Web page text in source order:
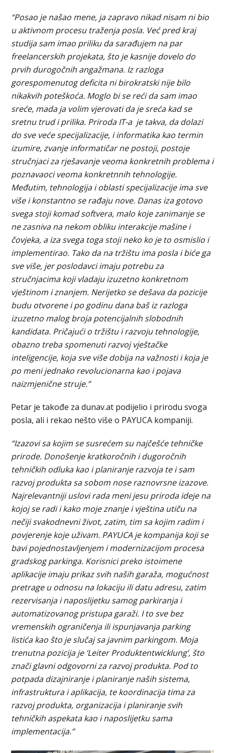
“Posao je našao mene, ja zapravo nikad nisam ni bio
u aktivnom procesu traženja posla. Već pred kraj
studija sam imao priliku da sarađujem na par
freelancerskih projekata, što je kasnije dovelo do
prvih durogočnih angažmana. Iz razloga
gorespomenutog deficita ni birokratski nije bilo
nikakvih poteškoća. Moglo bi se reći da sam imao
sreće, mada ja volim vjerovati da je sreća kad se
sretnu trud i prilika. Priroda IT-a je takva, da dolazi
do sve veće specijalizacije, i informatika kao termin
izumire, zvanje informatičar ne postoji, postoje
stručnjaci za rješavanje veoma konkretnih problema i
poznavaoci veoma konkretnnih tehnologije.
Međutim, tehnologija i oblasti specijalizacije ima sve
više i konstantno se rađaju nove. Danas iza gotovo
svega stoji komad softvera, malo koje zanimanje se
ne zasniva na nekom obliku interakcije mašine i
čovjeka, a iza svega toga stoji neko ko je to osmislio i
implementirao. Tako da na tržištu ima posla i biće ga
sve više, jer poslodavci imaju potrebu za
stručnjacima koji vladaju izuzetno konkretnom
vještinom i znanjem. Nerijetko se dešava da pozicije
budu otvorene i po godinu dana baš iz razloga
izuzetno malog broja potencijalnih slobodnih
kandidata. Pričajući o tržištu i razvoju tehnologije,
obazno treba spomenuti razvoj vještačke
inteligencije, koja sve više dobija na važnosti i koja je
po meni jednako revolucionarna kao i pojava
naizmjenične struje.”
Petar je takođe za dunav.at podijelio i prirodu svoga
posla, ali i rekao nešto više o PAYUCA kompaniji.
“Izazovi sa kojim se susrećem su najčešće tehničke
prirode. Donošenje kratkoročnih i dugoročnih
tehničkih odluka kao i planiranje razvoja te i sam
razvoj produkta sa sobom nose raznovrsne izazove.
Najrelevantniji uslovi rada meni jesu priroda ideje na
kojoj se radi i kako moje znanje i vještina utiču na
nečiji svakodnevni život, zatim, tim sa kojim radim i
povjerenje koje uživam. PAYUCA je kompanija koji se
bavi pojednostavljenjem i modernizacijom procesa
gradskog parkinga. Korisnici preko istoimene
aplikacije imaju prikaz svih naših garaža, mogućnost
pretrage u odnosu na lokaciju ili datu adresu, zatim
rezervisanja i naposlijetku samog parkiranja i
automatizovanog pristupa garaži. I to sve bez
vremenskih ograničenja ili ispunjavanja parking
listića kao što je slučaj sa javnim parkingom. Moja
trenutna pozicija je ‘Leiter Produktentwicklung’, što
znači glavni odgovorni za razvoj produkta. Pod to
potpada dizajniranje i planiranje naših sistema,
infrastruktura i aplikacija, te koordinacija tima za
razvoj produkta, organizacija i planiranje svih
tehničkih aspekata kao i naposlijetku sama
implementacija.”